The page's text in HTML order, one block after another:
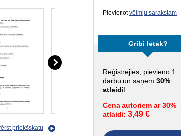
Pievienotvēlmju sarakstam
Gribi lētāk?
Reģistrējies , pievieno 1
darbu un saņem 30%
atlaidi!
Cena autoriem ar 30%
atlaidi: 3,49 €
priekšskatu